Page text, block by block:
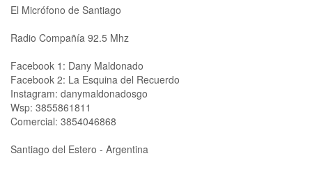
El Micrófono de Santiago
Radio Compañía 92.5 Mhz
Facebook 1: Dany Maldonado
Facebook 2: La Esquina del Recuerdo
Instagram: danymaldonadosgo
Wsp: 3855861811
Comercial: 3854046868
Santiago del Estero - Argentina